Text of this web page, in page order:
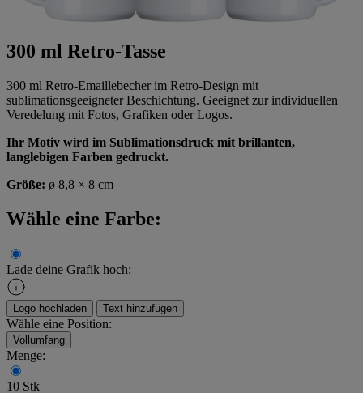
300 ml Retro-Tasse
300 ml Retro-Emaillebecher im Retro-Design mit
sublimationsgeeigneter Beschichtung. Geeignet zur individuellen
Veredelung mit Fotos, Grafiken oder Logos.
Ihr Motiv wird im Sublimationsdruck mit brillanten,
langlebigen Farben gedruckt.
Größe: ø 8,8 × 8 cm
Wähle eine Farbe:
Lade deine Grafik hoch:
Logo hochladen Text hinzufügen
Wähle eine Position:
Vollumfang
Menge:
10 Stk